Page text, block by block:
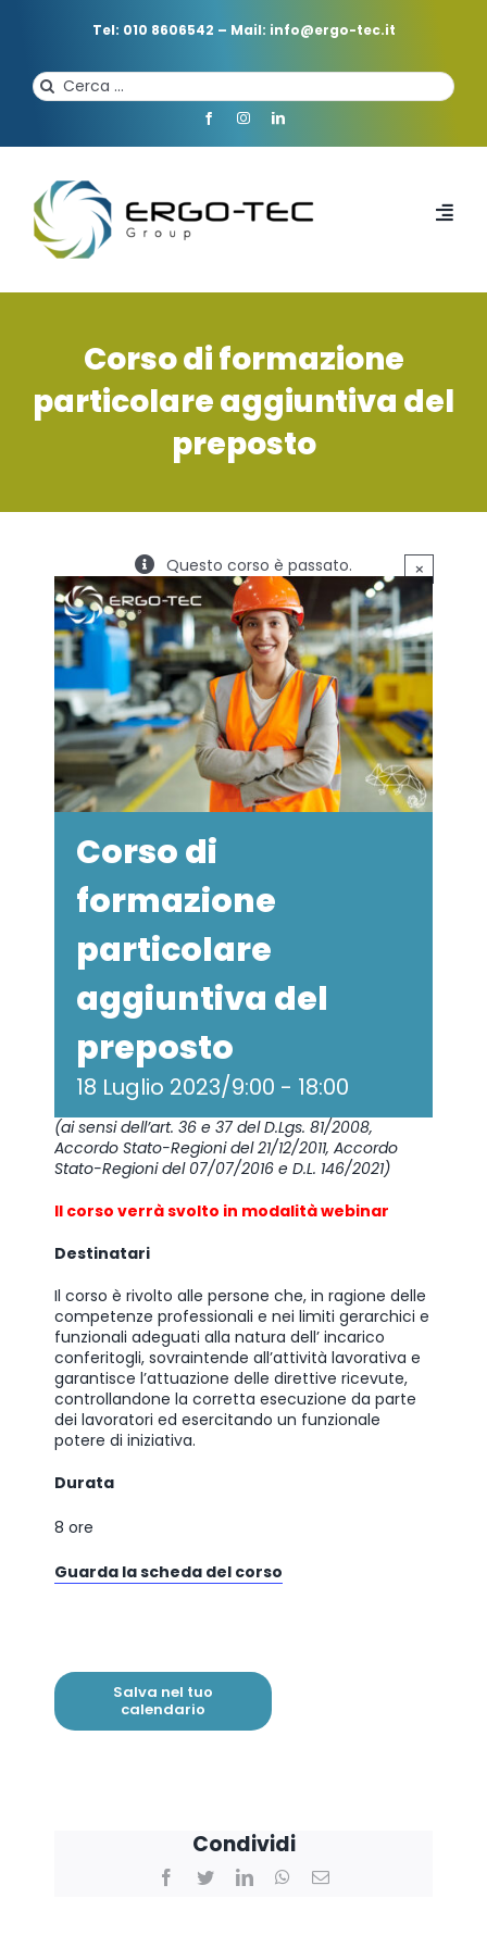
Tel: 010 8606542 – Mail: info@ergo-tec.it
Cerca
per:
HOME
CHI SIAMO
SERVIZI
FORMAZIONE
NEWS
EVENTI NOVITÀ
CONTATTI
Corso di formazione
particolare aggiuntiva del
preposto
Questo corso è passato. ×
Corso di
formazione
particolare
aggiuntiva del
preposto
18 Luglio 2023/9:00 - 18:00
(ai sensi dell’art. 36 e 37 del D.Lgs. 81/2008,
Accordo Stato-Regioni del 21/12/2011, Accordo
Stato-Regioni del 07/07/2016 e D.L. 146/2021)
Il corso verrà svolto in modalità webinar
Destinatari
Il corso è rivolto alle persone che, in ragione delle
competenze professionali e nei limiti gerarchici e
funzionali adeguati alla natura dell’ incarico
conferitogli, sovraintende all’attività lavorativa e
garantisce l’attuazione delle direttive ricevute,
controllandone la corretta esecuzione da parte
dei lavoratori ed esercitando un funzionale
potere di iniziativa.
Durata
8 ore
Guarda la scheda del corso
Salva nel tuo
calendario
Condividi
Facebook
Twitter LinkedInWhatsApp